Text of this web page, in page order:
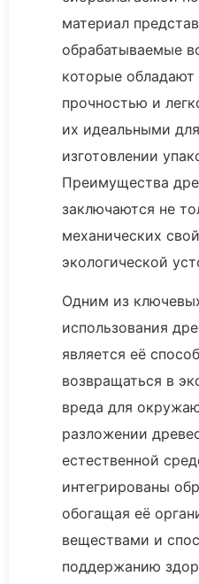
материал
обрабатываемые
которые
прочностью и
их идеальными
изготовлении
Преимущества
заключаются не
механических
экологической
Одним из
использования
является её
возвращаться в
вреда для
разложении
естественной
интегрированы
обогащая её
веществами и
поддержанию